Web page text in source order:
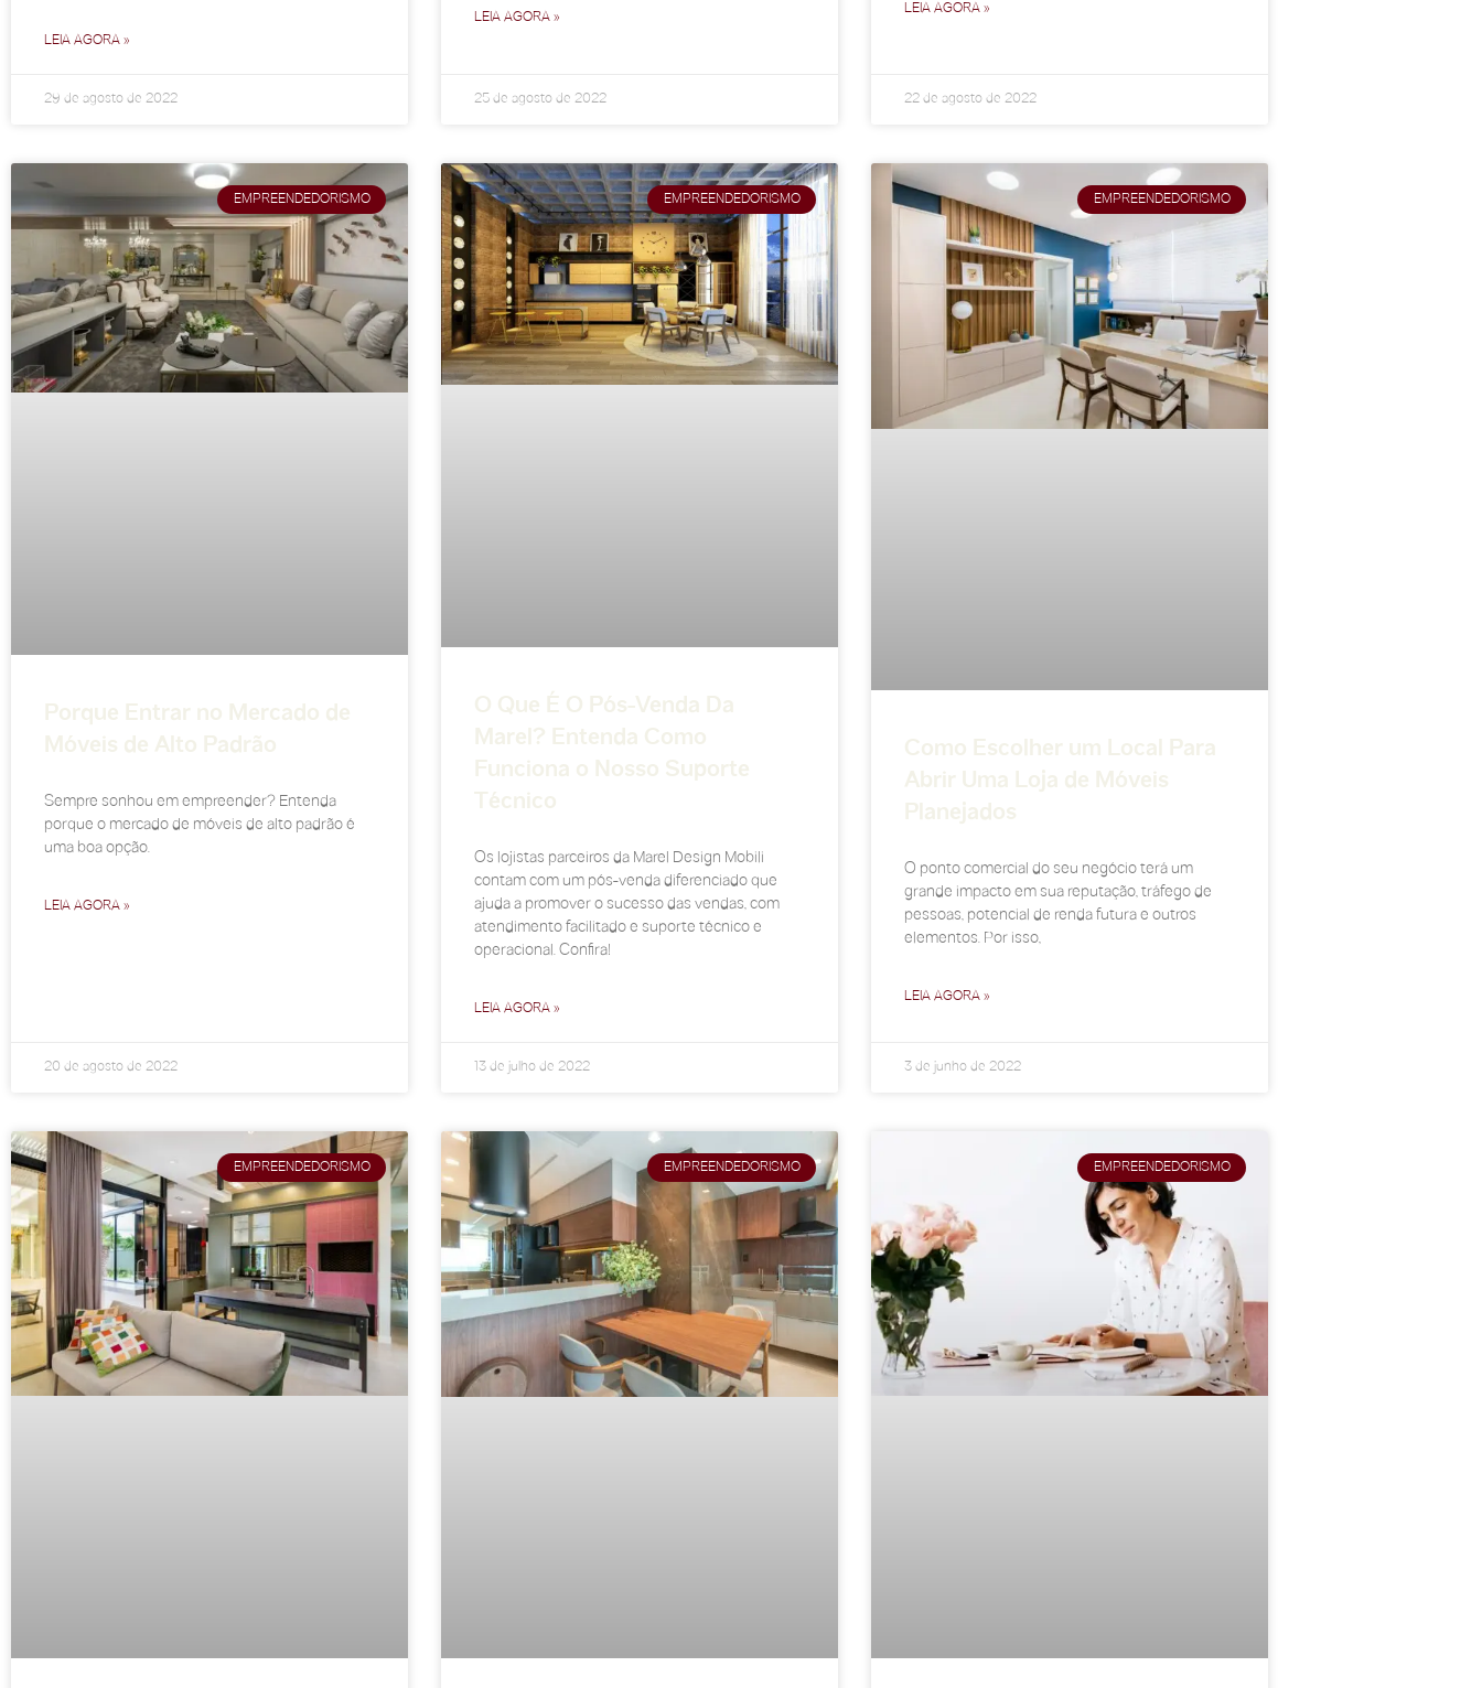
LEIA AGORA »
29 de agosto de 2022
LEIA AGORA »
25 de agosto de 2022
LEIA AGORA »
22 de agosto de 2022
EMPREENDEDORISMO
Porque Entrar no Mercado de
Móveis de Alto Padrão
Sempre sonhou em empreender? Entenda
porque o mercado de móveis de alto padrão é
uma boa opção.
LEIA AGORA »
20 de agosto de 2022
EMPREENDEDORISMO
O Que É O Pós-Venda Da
Marel? Entenda Como
Funciona o Nosso Suporte
Técnico
Os lojistas parceiros da Marel Design Mobili
contam com um pós-venda diferenciado que
ajuda a promover o sucesso das vendas, com
atendimento facilitado e suporte técnico e
operacional. Confira!
LEIA AGORA »
13 de julho de 2022
EMPREENDEDORISMO
Como Escolher um Local Para
Abrir Uma Loja de Móveis
Planejados
O ponto comercial do seu negócio terá um
grande impacto em sua reputação, tráfego de
pessoas, potencial de renda futura e outros
elementos. Por isso,
LEIA AGORA »
3 de junho de 2022
EMPREENDEDORISMO EMPREENDEDORISMO EMPREENDEDORISMO